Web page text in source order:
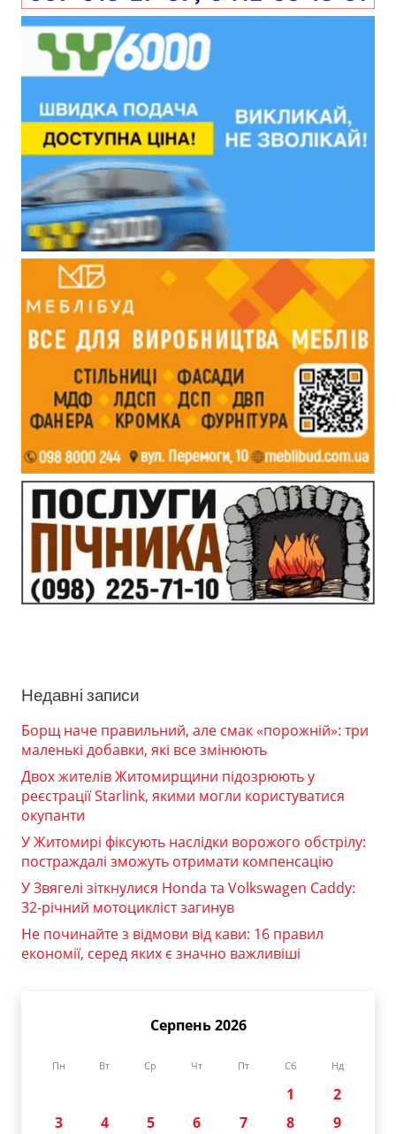
Недавні записи
Борщ наче правильний, але смак «порожній»: три
маленькі добавки, які все змінюють
Двох жителів Житомирщини підозрюють у
реєстрації Starlink, якими могли користуватися
окупанти
У Житомирі фіксують наслідки ворожого обстрілу:
постраждалі зможуть отримати компенсацію
У Звягелі зіткнулися Honda та Volkswagen Caddy:
32-річний мотоцикліст загинув
Не починайте з відмови від кави: 16 правил
економії, серед яких є значно важливіші
Серпень 2026
Пн Вт Ср Чт Пт Сб Нд
1
2
3
4 5 6 7 8
9